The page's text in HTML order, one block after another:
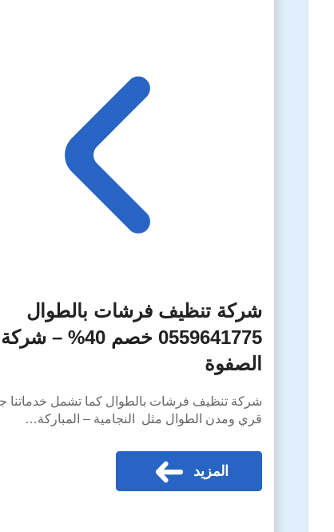
شركة تنظيف فرشات بالطوال
0559641775 خصم 40% – شركة
الصفوة
شركة تنظيف فرشات بالطوال كما تشمل خدماتنا
قري ومدن الطوال مثل النجامية – المباركة…
المزيد